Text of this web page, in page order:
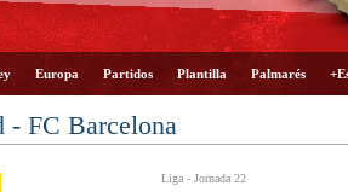
Europa Partidos Plantilla Palmarés
FC Barcelona
Liga - Jornada 22